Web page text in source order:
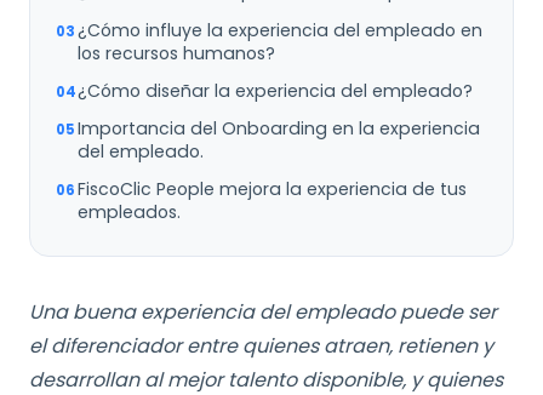
¿Cómo influye la experiencia del empleado en
los recursos humanos?
¿Cómo diseñar la experiencia del empleado?
Importancia del Onboarding en la experiencia
del empleado.
FiscoClic People mejora la experiencia de tus
empleados.
Una buena experiencia del empleado puede ser
el diferenciador entre quienes atraen, retienen y
desarrollan al mejor talento disponible, y quienes